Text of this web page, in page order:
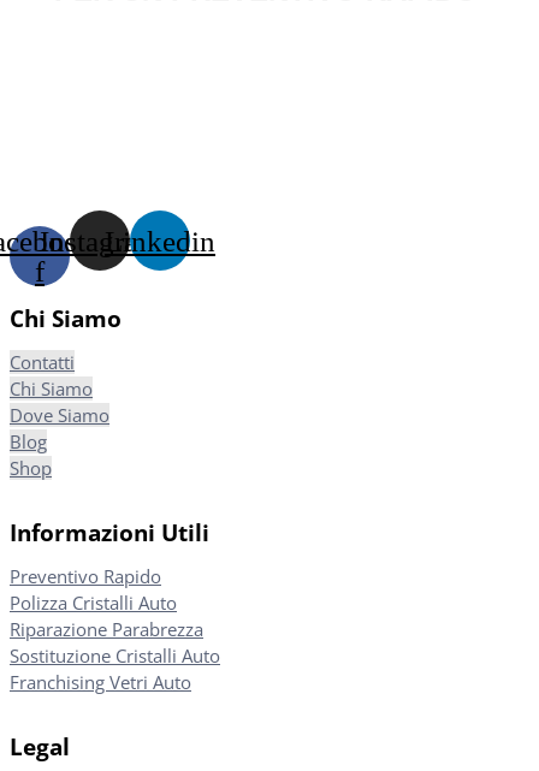
f
InstagramLinkedin
Chi Siamo
Contatti
Chi Siamo
Dove Siamo
Blog
Shop
Informazioni Utili
Preventivo Rapido
Polizza Cristalli Auto
Riparazione Parabrezza
Sostituzione Cristalli Auto
Franchising Vetri Auto
Legal